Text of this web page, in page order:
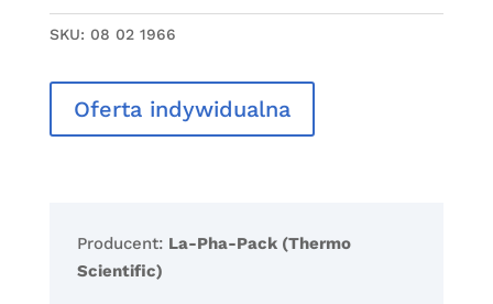
SKU: 08 02 1966
Oferta indywidualna
Producent: La-Pha-Pack (Thermo
Scientific)